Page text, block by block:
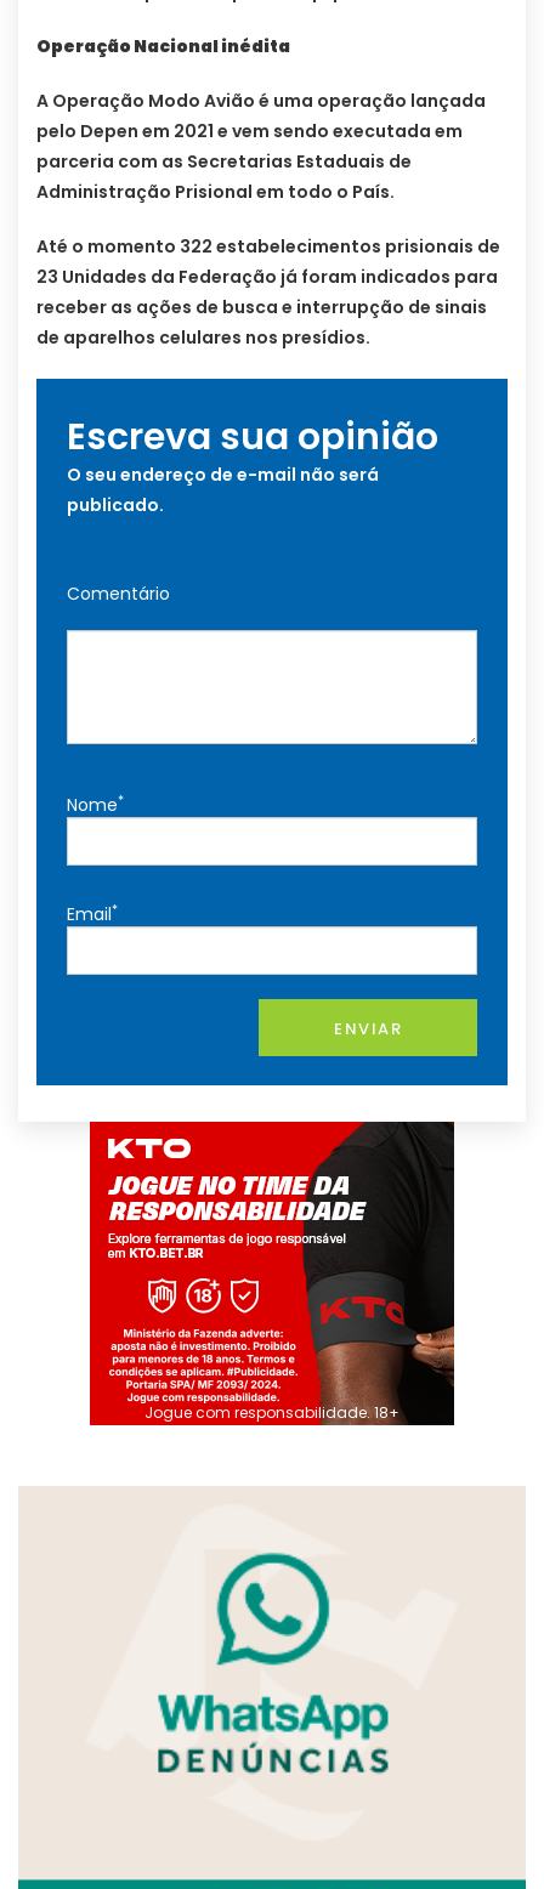
Operação Nacional inédita
A Operação Modo Avião é uma operação lançada
pelo Depen em 2021 e vem sendo executada em
parceria com as Secretarias Estaduais de
Administração Prisional em todo o País.
Até o momento 322 estabelecimentos prisionais de
23 Unidades da Federação já foram indicados para
receber as ações de busca e interrupção de sinais
de aparelhos celulares nos presídios.
Escreva sua opinião
O seu endereço de e-mail não será
publicado.
Comentário
Nome*
Email*
ENVIAR
Jogue com responsabilidade. 18+